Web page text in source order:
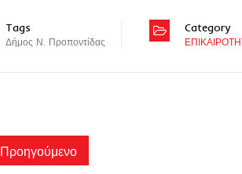
Tags
Δήμος Ν. Προποντίδας
Category
Προηγούμενο